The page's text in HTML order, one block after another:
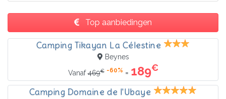
Top aanbiedingen
Camping Tikayan La Célestine
Beynes
Vanaf469€ -60% = 189€
Camping Domaine de l'Ubaye